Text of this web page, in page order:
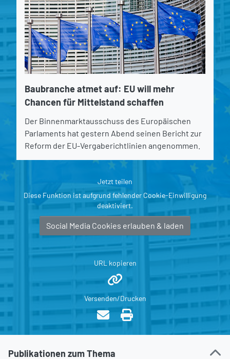
Baubranche atmet auf: EU will mehr
Chancen für Mittelstand schaffen
Der Binnenmarktausschuss des Europäischen
Parlaments hat gestern Abend seinen Bericht zur
Reform der EU-Vergaberichtlinien angenommen.
Jetzt teilen
Diese Funktion ist aufgrund fehlender Cookie-Einwilligung
deaktiviert.
Social Media Cookies erlauben & laden
URL kopieren
Versenden/Drucken
Publikationen zum Thema